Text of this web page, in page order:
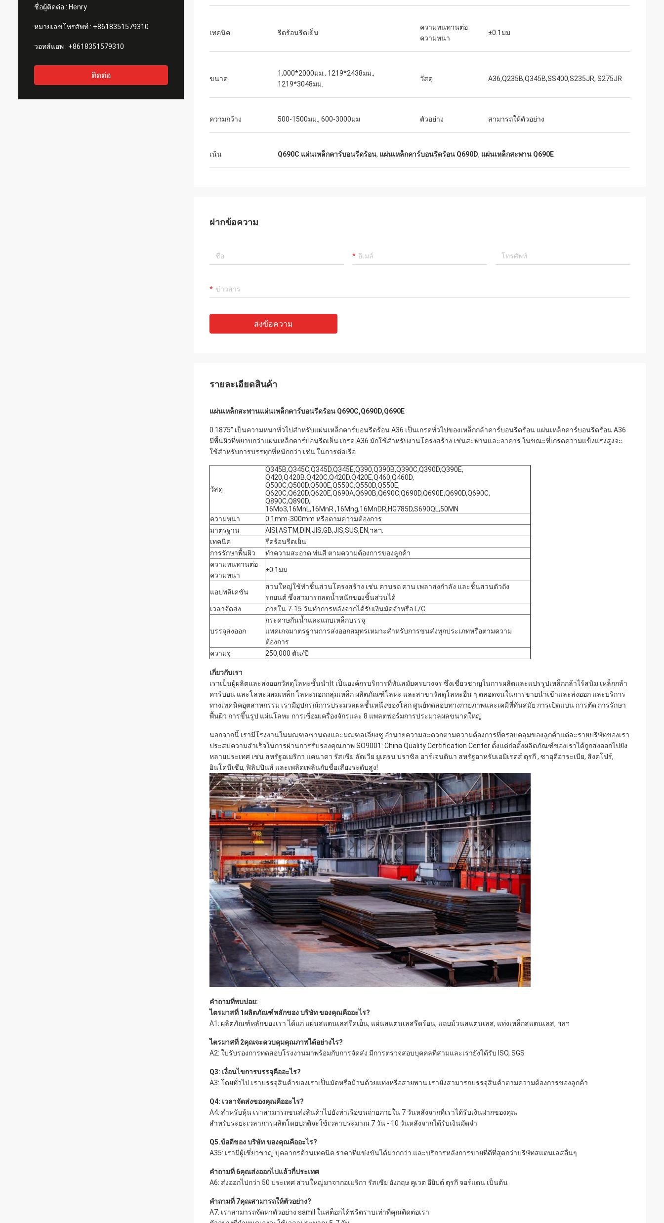
ชื่อผู้ติดต่อ : Henry
หมายเลขโทรศัพท์ : +8618351579310
วอทส์แอพ : +8618351579310
ติดต่อ
เทคนิค รีดร้อนรีดเย็น
ความทนทานต่อ
ความหนา
±0.1มม
ขนาด
1,000*2000มม., 1219*2438มม.,
1219*3048มม.
วัสดุ A36,Q235B,Q345B,SS400,S235JR, S275JR
ความกว้าง 500-1500มม., 600-3000มม ตัวอย่าง สามารถให้ตัวอย่าง
เน้น Q690C แผ่นเหล็กคาร์บอนรีดร้อน, แผ่นเหล็กคาร์บอนรีดร้อน Q690D, แผ่นเหล็กสะพาน Q690E
ฝากข้อความ
ส่งข้อความ
รายละเอียดสินค้า
แผ่นเหล็กสะพานแผ่นเหล็กคาร์บอนรีดร้อน Q690C,Q690D,Q690E
0.1875" เป็นความหนาทั่วไปสำหรับแผ่นเหล็กคาร์บอนรีดร้อน A36 เป็นเกรดทั่วไปของเหล็กกล้าคาร์บอนรีดร้อน แผ่นเหล็กคาร์บอนรีดร้อน A36
มีพื้นผิวที่หยาบกว่าแผ่นเหล็กคาร์บอนรีดเย็น เกรด A36 มักใช้สำหรับงานโครงสร้าง เช่นสะพานและอาคาร ในขณะที่เกรดความแข็งแรงสูงจะ
ใช้สำหรับการบรรทุกที่หนักกว่า เช่น ในการต่อเรือ
วัสดุ
Q345B,Q345C,Q345D,Q345E,Q390,Q390B,Q390C,Q390D,Q390E,
Q420,Q420B,Q420C,Q420D,Q420E,Q460,Q460D,
Q500C,Q500D,Q500E,Q550C,Q550D,Q550E,
Q620C,Q620D,Q620E,Q690A,Q690B,Q690C,Q690D,Q690E,Q690D,Q690C,
Q890C,Q890D,
16Mo3,16MnL,16MnR ,16Mng,16MnDR,HG785D,S690QL,50MN
ความหนา
0.1mm-300mm หรือตามความต้องการ
มาตรฐาน
AISI,ASTM,DIN,JIS,GB,JIS,SUS,EN,ฯลฯ.
เทคนิค
รีดร้อนรีดเย็น
การรักษาพื้นผิว
ทำความสะอาด พ่นสี ตามความต้องการของลูกค้า
ความทนทานต่อ
ความหนา
±0.1มม
แอปพลิเคชัน
ส่วนใหญ่ใช้ทำชิ้นส่วนโครงสร้าง เช่น คานรถ คาน เพลาส่งกำลัง และชิ้นส่วนตัวถัง
รถยนต์ ซึ่งสามารถลดน้ำหนักของชิ้นส่วนได้
เวลาจัดส่ง
ภายใน 7-15 วันทำการหลังจากได้รับเงินมัดจำหรือ L/C
บรรจุส่งออก
กระดาษกันน้ำและแถบเหล็กบรรจุ
แพคเกจมาตรฐานการส่งออกสมุทรเหมาะสำหรับการขนส่งทุกประเภทหรือตามความ
ต้องการ
ความจุ
250,000 ตัน/ปี
เกี่ยวกับเรา
เราเป็นผู้ผลิตและส่งออกวัสดุโลหะชั้นนำlt เป็นองค์กรบริการที่ทันสมัยครบวงจร ซึ่งเชี่ยวชาญในการผลิตและแปรรูปเหล็กกล้าไร้สนิม เหล็กกล้า
คาร์บอน และโลหะผสมเหล็ก โลหะนอกกลุ่มเหล็ก ผลิตภัณฑ์โลหะ และสาขาวัสดุโลหะอื่น ๆ ตลอดจนในการขายนำเข้าและส่งออก และบริการ
ทางเทคนิคอุตสาหกรรม เรามีอุปกรณ์การประมวลผลชั้นหนึ่งของโลก ศูนย์ทดสอบทางกายภาพและเคมีที่ทันสมัย ​​การเปิดแบน การตัด การรักษา
พื้นผิว การขึ้นรูป แผ่นโลหะ การเชื่อมเครื่องจักรและ 8 แพลตฟอร์มการประมวลผลขนาดใหญ่
นอกจากนี้ เรามีโรงงานในมณฑลซานตงและมณฑลเจียงซู อำนวยความสะดวกตามความต้องการที่ครอบคลุมของลูกค้าแต่ละรายบริษัทของเรา
ประสบความสำเร็จในการผ่านการรับรองคุณภาพ SO9001: China Quality Certification Center ตั้งแต่ก่อตั้งผลิตภัณฑ์ของเราได้ถูกส่งออกไปยัง
หลายประเทศ เช่น สหรัฐอเมริกา แคนาดา รัสเซีย ลัตเวีย ยูเครน บราซิล อาร์เจนตินา สหรัฐอาหรับเอมิเรตส์ ตุรกี , ซาอุดีอาระเบีย, สิงคโปร์,
อินโดนีเซีย, ฟิลิปปินส์ และเพลิดเพลินกับชื่อเสียงระดับสูง!
คำถามที่พบบ่อย:
ไตรมาสที่ 1ผลิตภัณฑ์หลักของ บริษัท ของคุณคืออะไร?
A1: ผลิตภัณฑ์หลักของเรา ได้แก่ แผ่นสแตนเลสรีดเย็น, แผ่นสแตนเลสรีดร้อน, แถบม้วนสแตนเลส, แท่งเหล็กสแตนเลส, ฯลฯ
ไตรมาสที่ 2คุณจะควบคุมคุณภาพได้อย่างไร?
A2: ใบรับรองการทดสอบโรงงานมาพร้อมกับการจัดส่ง มีการตรวจสอบบุคคลที่สามและเรายังได้รับ ISO, SGS
Q3: เงื่อนไขการบรรจุคืออะไร?
A3: โดยทั่วไป เราบรรจุสินค้าของเราเป็นมัดหรือม้วนด้วยแท่งหรือสายพาน เรายังสามารถบรรจุสินค้าตามความต้องการของลูกค้า
Q4: เวลาจัดส่งของคุณคืออะไร?
A4: สำหรับหุ้น เราสามารถขนส่งสินค้าไปยังท่าเรือขนถ่ายภายใน 7 วันหลังจากที่เราได้รับเงินฝากของคุณ
สำหรับระยะเวลาการผลิตโดยปกติจะใช้เวลาประมาณ 7 วัน - 10 วันหลังจากได้รับเงินมัดจำ
Q5.ข้อดีของ บริษัท ของคุณคืออะไร?
A35: เรามีผู้เชี่ยวชาญ บุคลากรด้านเทคนิค ราคาที่แข่งขันได้มากกว่า และบริการหลังการขายที่ดีที่สุดกว่าบริษัทสแตนเลสอื่นๆ
คำถามที่ 6คุณส่งออกไปแล้วกี่ประเทศ
A6: ส่งออกไปกว่า 50 ประเทศ ส่วนใหญ่มาจากอเมริกา รัสเซีย อังกฤษ คูเวต อียิปต์ ตุรกี จอร์แดน เป็นต้น
คำถามที่ 7คุณสามารถให้ตัวอย่าง?
A7: เราสามารถจัดหาตัวอย่าง samll ในสต็อกได้ฟรีตราบเท่าที่คุณติดต่อเรา